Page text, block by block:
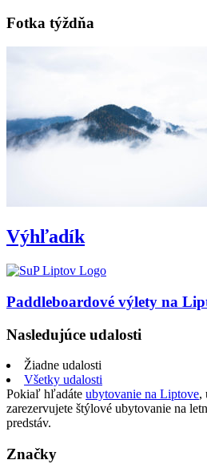
Fotka týždňa
Výhľadík
Paddleboardové výlety na
Nasledujúce udalosti
Žiadne udalosti
Všetky udalosti
Pokiaľ hľadáte ubytovanie na Liptove,
zarezervujete štýlové ubytovanie na
predstáv.
Značky